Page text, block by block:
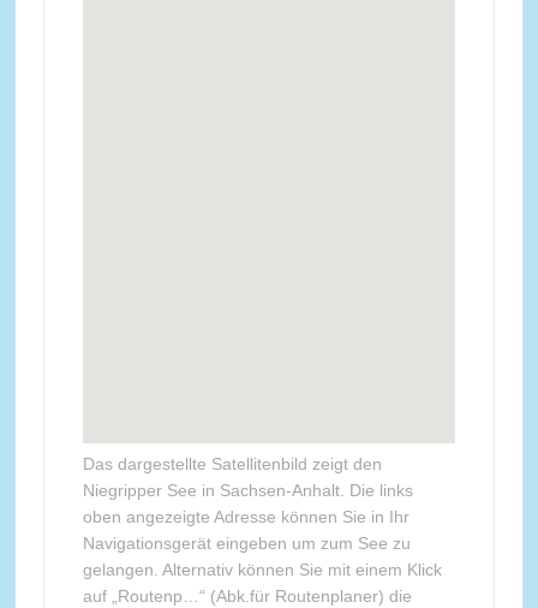
Das dargestellte Satellitenbild zeigt den
Niegripper See in Sachsen-Anhalt. Die links
oben angezeigte Adresse können Sie in Ihr
Navigationsgerät eingeben um zum See zu
gelangen. Alternativ können Sie mit einem Klick
auf „Routenp…“ (Abk.für Routenplaner) die